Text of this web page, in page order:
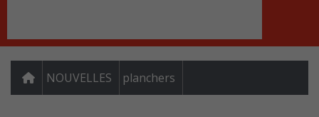
NOUVELLES planchers